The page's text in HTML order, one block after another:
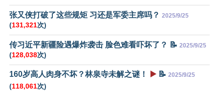
张又侠打破了这些规矩 习还是军委主席吗？ 2025/9/25
(131,321次)
传习近平新疆险遇爆炸袭击 脸色难看吓坏了？ 📝 2025/9/25
(128,038次)
160岁高人肉身不坏？林泉寺未解之谜！ ▶️ 📝 2025/9/25
(118,061次)